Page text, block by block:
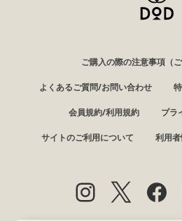
ご購入の際の注意事項（ご
よくあるご質問/お問い合わせ
会員規約/利用規約 プラ
サイトのご利用について 利用